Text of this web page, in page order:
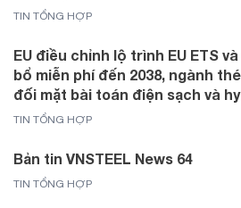
TIN TỔNG HỢP
EU điều chỉnh lộ trình EU ETS
bổ miễn phí đến 2038, ngành
đối mặt bài toán điện sạch và
TIN TỔNG HỢP
Bản tin VNSTEEL News 64
TIN TỔNG HỢP